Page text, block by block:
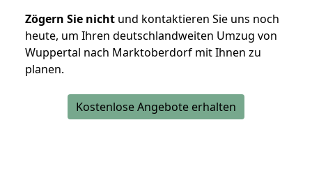
Zögern Sie nicht und kontaktieren Sie uns noch
heute, um Ihren deutschlandweiten Umzug von
Wuppertal nach Marktoberdorf mit Ihnen zu
planen.
Kostenlose Angebote erhalten